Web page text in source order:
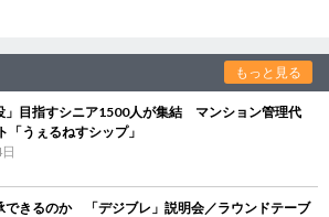
もっと見る
」目指すシニア1500人が集結 マンション管理代
「うぇるねすシップ」
できるのか 「デジブレ」説明会／ラウンドテーブ